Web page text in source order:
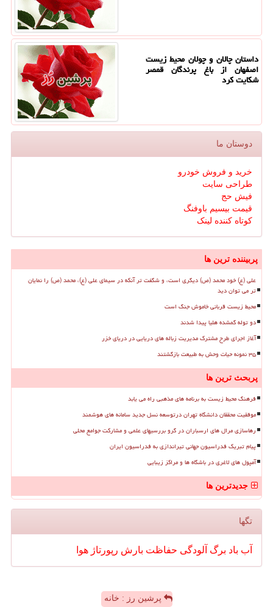
داستان چالان و چولان محیط زیست
اصفهان از باغ پرندگان قمصر
شکایت کرد
دوستان ما
خرید و فروش خودرو
طراحی سایت
فیش حج
قیمت بیسیم باوفنگ
کوتاه کننده لینک
پربیننده ترین ها
علی (ع) خود محمد (ص) دیگری است، و شگفت تر آنکه در سیمای علی (ع)، محمد (ص) را نمایان
تر می توان دید
محیط زیست قربانی خاموش جنگ است
دو توله گمشده هلیا پیدا شدند
آغاز اجرای طرح مشترک مدیریت زباله های دریایی در دریای خزر
۳۵ نمونه حیات وحش به طبیعت بازگشتند
پربحث ترین ها
فرهنگ محیط زیست به برنامه های مذهبی راه می یابد
موفقیت محققان دانشگاه تهران درتوسعه نسل جدید سامانه های هوشمند
رهاسازی مرال های ارسباران در گرو بررسیهای علمی و مشارکت جوامع محلی
پیام تبریک فدراسیون جهانی تیراندازی به فدراسیون ایران
آمپول های لاغری در باشگاه ها و مراکز زیبایی
جدیدترین ها
تگها
آب باد برگ آلودگی حفاظت بارش رپورتاژ هوا
پرشین رز : خانه